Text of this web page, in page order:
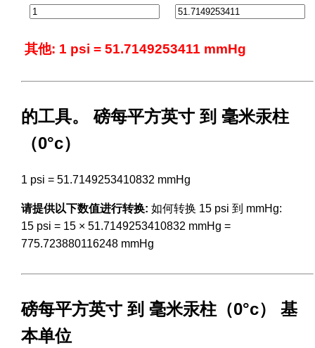
其他: 1 psi = 51.7149253411 mmHg
的工具。 磅每平方英寸 到 毫米汞柱
（0°c）
1 psi = 51.7149253410832 mmHg
请提供以下数值进行转换: 如何转换 15 psi 到 mmHg:
15 psi = 15 × 51.7149253410832 mmHg =
775.723880116248 mmHg
磅每平方英寸 到 毫米汞柱（0°c） 基
本单位